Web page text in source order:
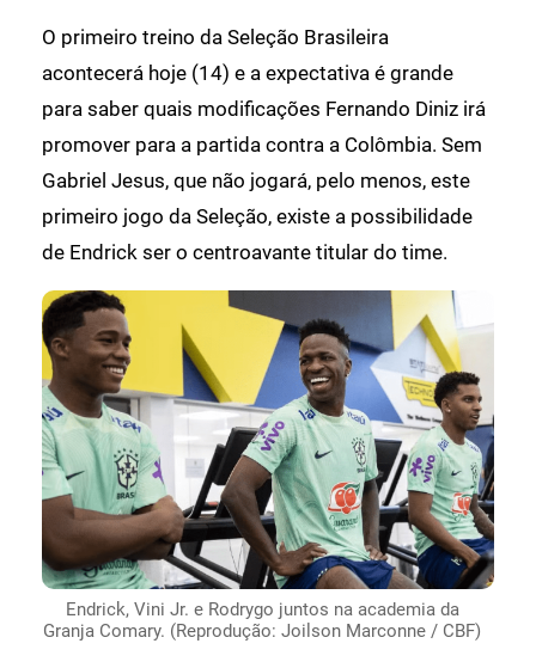
O primeiro treino da Seleção Brasileira
acontecerá hoje (14) e a expectativa é grande
para saber quais modificações Fernando Diniz irá
promover para a partida contra a Colômbia. Sem
Gabriel Jesus, que não jogará, pelo menos, este
primeiro jogo da Seleção, existe a possibilidade
de Endrick ser o centroavante titular do time.
Endrick, Vini Jr. e Rodrygo juntos na academia da
Granja Comary. (Reprodução: Joilson Marconne / CBF)